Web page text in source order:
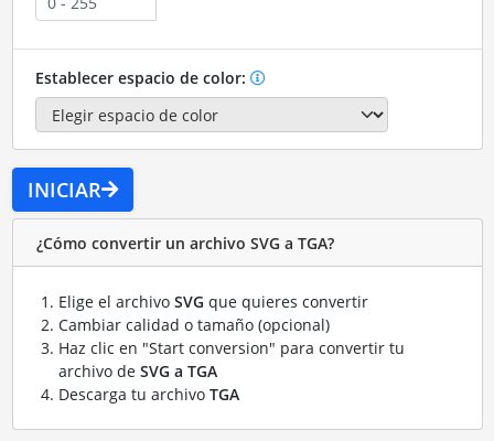
Establecer espacio de color:
INICIAR
¿Cómo convertir un archivo SVG a TGA?
Elige el archivo SVG que quieres convertir
Cambiar calidad o tamaño (opcional)
Haz clic en "Start conversion" para convertir tu
archivo de SVG a TGA
Descarga tu archivo TGA